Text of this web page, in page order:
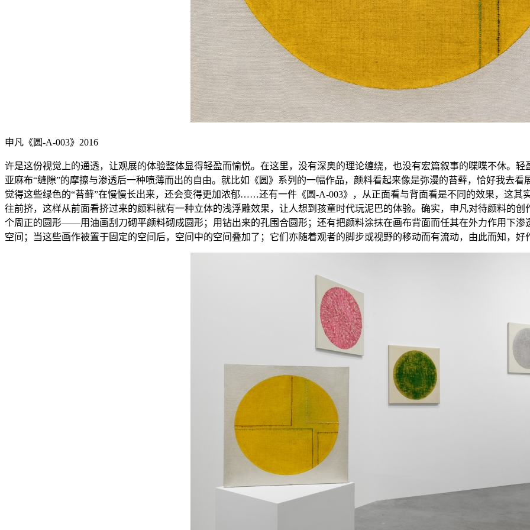
申凡《圆-A-003》2016
许是这份视觉上的通透，让观展的体验整体显得轻盈而愉悦。在这里，没有深奥的理论缠绕，也没有宏篇叙事的喋喋不休。
亚麻布“缝隙”的摩擦与渗透后一种喷薄而出的自由。就比如《圆》系列的一幅作品，颜料看起来像是弥漫的苔藓，恰好我去
觉得这些绿色的“苔藓”在慢慢长出来，还会变得更加浓郁……还有一件《圆-A-003》，从正面看与背面看是不同的效果，这
往前挤，这样从前面看挤过来的颜料就有一种立体的浅浮雕效果，让人想到孩童时代玩泥巴的体验。确实，申凡对待颜料的
个周正的圆形——用油画刮刀砌平颜料砌成圆形；用钻出来的孔围合圆形；还有把颜料涂抹在画布背面而任其在外力作用下
空间；当这些画作被置于固定的空间后，空间中的空间叠加了；它们亦随着观者的脚步或视野的移动而有流动，由此而知，